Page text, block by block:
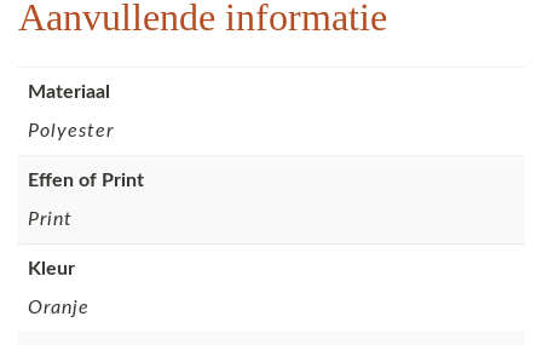
Aanvullende informatie
Materiaal
Polyester
Effen of Print
Print
Kleur
Oranje